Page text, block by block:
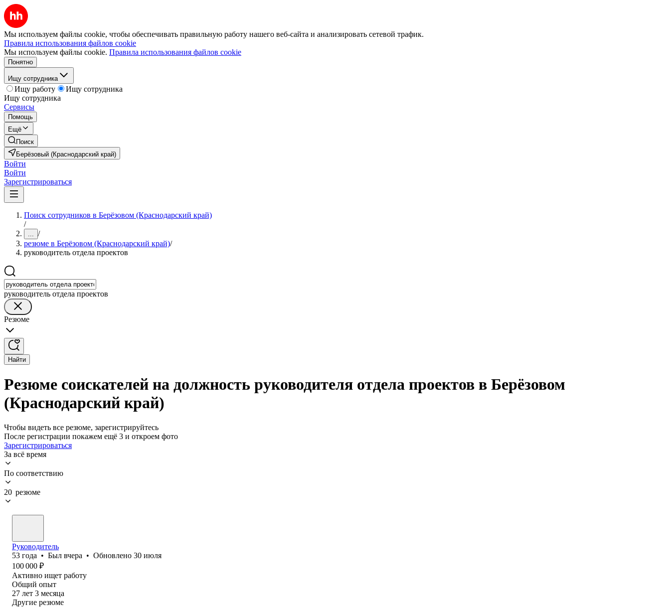
Мы используем файлы cookie, чтобы обеспечивать правильную работу нашего веб-сайта и анализировать сетевой трафик.
Правила использования файлов cookie
Мы используем файлы cookie. Правила использования файлов cookie
Понятно
Ищу сотрудника
Ищу работу
Ищу сотрудника
Ищу сотрудника
Сервисы
Помощь
Ещё
Поиск
Берёзовый (Краснодарский край)
Войти
Войти
Зарегистрироваться
Поиск сотрудников в Берёзовом (Краснодарский край)
/
... /
резюме в Берёзовом (Краснодарский край)/
руководитель отдела проектов
руководитель отдела проектов
Резюме
Найти
Резюме соискателей на должность руководителя отдела проектов в Берёзовом
(Краснодарский край)
Чтобы видеть все резюме, зарегистрируйтесь
После регистрации покажем ещё 3 и откроем фото
Зарегистрироваться
За всё время
По соответствию
20 резюме
Руководитель
53 года • Был вчера • Обновлено 30 июля
100 000 ₽
Активно ищет работу
Общий опыт
27 лет 3 месяца
Другие резюме